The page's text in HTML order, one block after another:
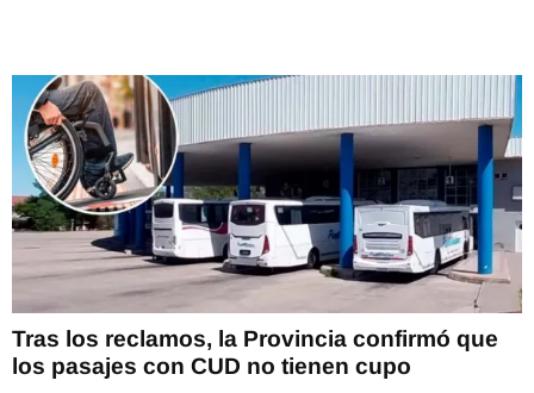
Tras los reclamos, la Provincia confirmó que
los pasajes con CUD no tienen cupo